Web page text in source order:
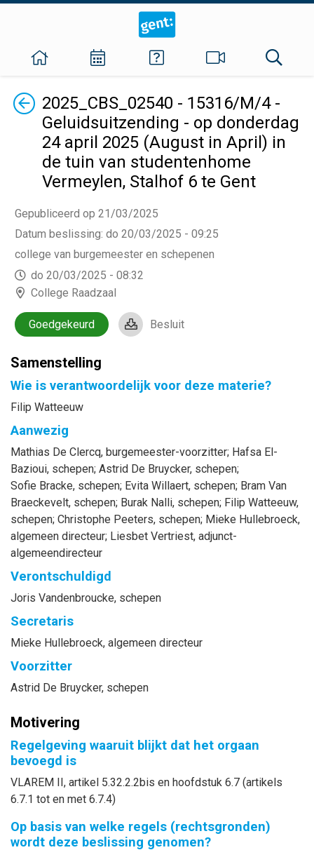
Terug2025_CBS_02540 - 15316/M/4 -
Geluidsuitzending - op donderdag
24 april 2025 (August in April) in
de tuin van studentenhome
Vermeylen, Stalhof 6 te Gent
Gepubliceerd op 21/03/2025
Datum beslissing: do 20/03/2025 - 09:25
college van burgemeester en schepenen
do 20/03/2025 - 08:32
College Raadzaal
Goedgekeurd Besluit
Samenstelling
Wie is verantwoordelijk voor deze materie?
Filip Watteeuw
Aanwezig
Mathias De Clercq, burgemeester-voorzitter; Hafsa El-
Bazioui, schepen; Astrid De Bruycker, schepen;
Sofie Bracke, schepen; Evita Willaert, schepen; Bram Van
Braeckevelt, schepen; Burak Nalli, schepen; Filip Watteeuw,
schepen; Christophe Peeters, schepen; Mieke Hullebroeck,
algemeen directeur; Liesbet Vertriest, adjunct-
algemeendirecteur
Verontschuldigd
Joris Vandenbroucke, schepen
Secretaris
Mieke Hullebroeck, algemeen directeur
Voorzitter
Astrid De Bruycker, schepen
Motivering
Regelgeving waaruit blijkt dat het orgaan
bevoegd is
VLAREM II, artikel 5.32.2.2bis en hoofdstuk 6.7 (artikels
6.7.1 tot en met 6.7.4)
Op basis van welke regels (rechtsgronden)
wordt deze beslissing genomen?